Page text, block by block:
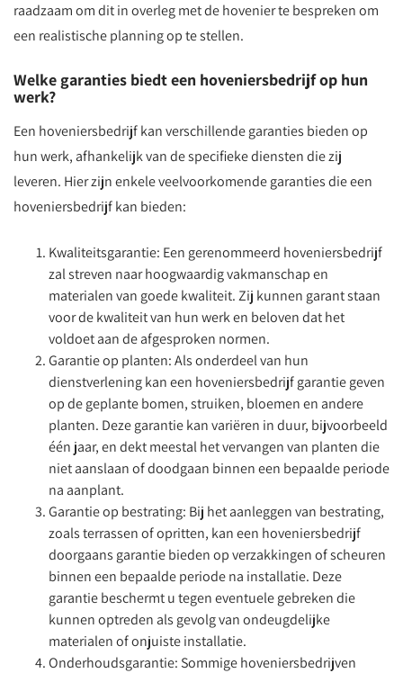
raadzaam om dit in overleg met de hovenier te bespreken om
een realistische planning op te stellen.
Welke garanties biedt een hoveniersbedrijf op hun
werk?
Een hoveniersbedrijf kan verschillende garanties bieden op
hun werk, afhankelijk van de specifieke diensten die zij
leveren. Hier zijn enkele veelvoorkomende garanties die een
hoveniersbedrijf kan bieden:
Kwaliteitsgarantie: Een gerenommeerd hoveniersbedrijf
zal streven naar hoogwaardig vakmanschap en
materialen van goede kwaliteit. Zij kunnen garant staan
voor de kwaliteit van hun werk en beloven dat het
voldoet aan de afgesproken normen.
Garantie op planten: Als onderdeel van hun
dienstverlening kan een hoveniersbedrijf garantie geven
op de geplante bomen, struiken, bloemen en andere
planten. Deze garantie kan variëren in duur, bijvoorbeeld
één jaar, en dekt meestal het vervangen van planten die
niet aanslaan of doodgaan binnen een bepaalde periode
na aanplant.
Garantie op bestrating: Bij het aanleggen van bestrating,
zoals terrassen of opritten, kan een hoveniersbedrijf
doorgaans garantie bieden op verzakkingen of scheuren
binnen een bepaalde periode na installatie. Deze
garantie beschermt u tegen eventuele gebreken die
kunnen optreden als gevolg van ondeugdelijke
materialen of onjuiste installatie.
Onderhoudsgarantie: Sommige hoveniersbedrijven